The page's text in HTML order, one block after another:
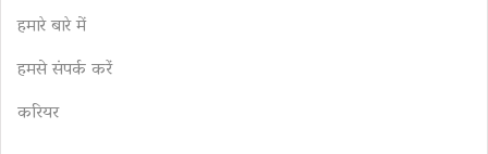
हमारे बारे में
हमसे संपर्क करें
करियर